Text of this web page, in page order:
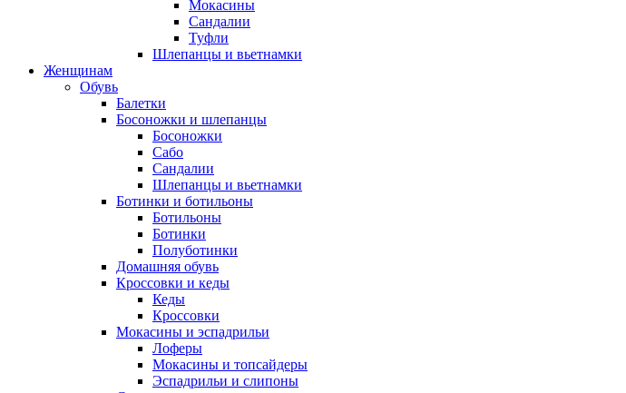
Мокасины
Сандалии
Туфли
Шлепанцы и вьетнамки
Женщинам
Обувь
Балетки
Босоножки и шлепанцы
Босоножки
Сабо
Сандалии
Шлепанцы и вьетнамки
Ботинки и ботильоны
Ботильоны
Ботинки
Полуботинки
Домашняя обувь
Кроссовки и кеды
Кеды
Кроссовки
Мокасины и эспадрильи
Лоферы
Мокасины и топсайдеры
Эспадрильи и слипоны